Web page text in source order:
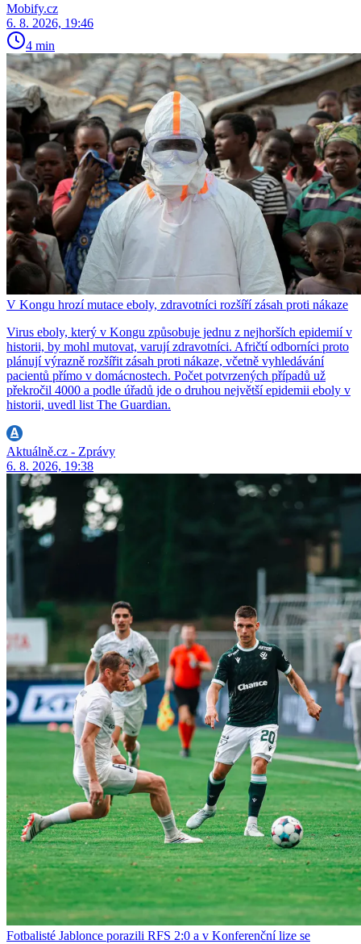
Mobify.cz
6. 8. 2026, 19:46
4 min
V Kongu hrozí mutace eboly, zdravotníci rozšíří zásah proti nákaze
Virus eboly, který v Kongu způsobuje jednu z nejhorších epidemií v
historii, by mohl mutovat, varují zdravotníci. Afričtí odborníci proto
plánují výrazně rozšířit zásah proti nákaze, včetně vyhledávání
pacientů přímo v domácnostech. Počet potvrzených případů už
překročil 4000 a podle úřadů jde o druhou největší epidemii eboly v
historii, uvedl list The Guardian.
Aktuálně.cz - Zprávy
6. 8. 2026, 19:38
Fotbalisté Jablonce porazili RFS 2:0 a v Konferenční lize se